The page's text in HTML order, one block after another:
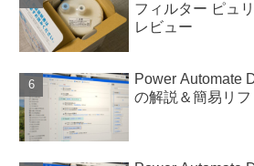
フィルター ピュ
レビュー
Power Automate
の解説＆簡易リフ